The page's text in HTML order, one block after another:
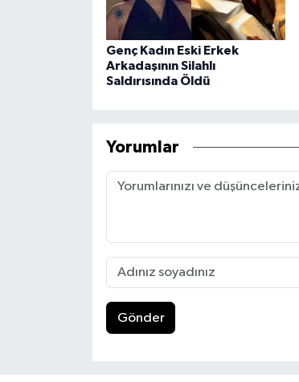
Genç Kadın Eski Erkek
Arkadaşının Silahlı
Saldırısında Öldü
Yorumlar
Gönder